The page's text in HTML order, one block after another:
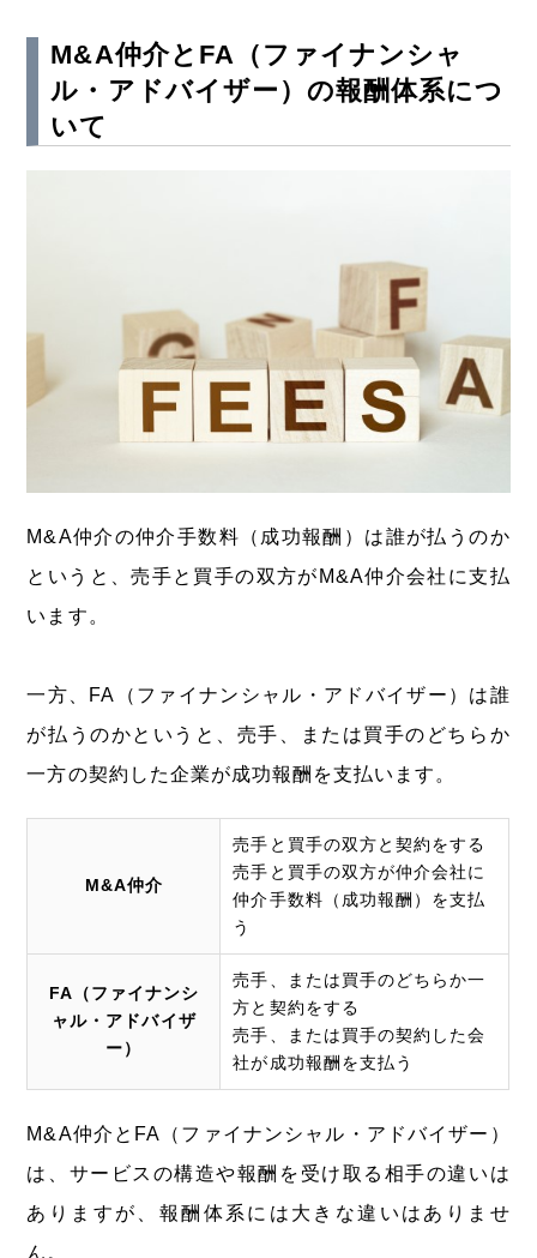
M&A仲介とFA（ファイナンシャ
ル・アドバイザー）の報酬体系につ
いて
M&A仲介の仲介手数料（成功報酬）は誰が払うのか
というと、売手と買手の双方がM&A仲介会社に支払
います。
一方、FA（ファイナンシャル・アドバイザー）は誰
が払うのかというと、売手、または買手のどちらか
一方の契約した企業が成功報酬を支払います。
M&A仲介
売手と買手の双方と契約をする
売手と買手の双方が仲介会社に
仲介手数料（成功報酬）を支払
う
FA（ファイナンシ
ャル・アドバイザ
ー）
売手、または買手のどちらか一
方と契約をする
売手、または買手の契約した会
社が成功報酬を支払う
M&A仲介とFA（ファイナンシャル・アドバイザー）
は、サービスの構造や報酬を受け取る相手の違いは
ありますが、報酬体系には大きな違いはありませ
ん。